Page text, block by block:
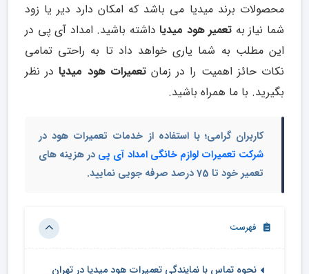
محصولات برند میدیا می باشد که امکان دارد دیر یا زود
شما نیاز به تعمیر هود میدیاداشته باشید. امداد آی پی در
این مطلب به شما یاری خواهد داد تا به راحتی تمامی
نکات حائز اهمیت را در زمانتعمیرات هود میدیادر نظر
بگیرید. با ما همراه باشید.
کاربران گرامی؛ با استفاده از خدمات تعمیرات هود در
شرکت تعمیرات لوازم خانگی امداد آی پی در هزینه های
تعمیر خود تا 75 درصد صرفه جویی نمایید.
فهرست
نحوه تماس با نمایندگی تعمیرات هود میدیا در تهران